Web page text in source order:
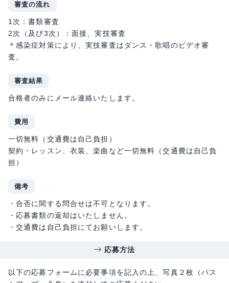
審査の流れ
1次：書類審査
2次（及び3次）：面接、実技審査
＊感染症対策により、実技審査はダンス・歌唱のビデオ審
査。
審査結果
合格者のみにメール連絡いたします。
費用
一切無料（交通費は自己負担）
契約・レッスン、衣装、楽曲など一切無料（交通費は自己負
担）
備考
・合否に関する問合せは不可となります。
・応募書類の返却はいたしません。
・交通費は自己負担にてお願いします。
応募方法
以下の応募フォームに必要事項を記入の上、写真２枚（バス